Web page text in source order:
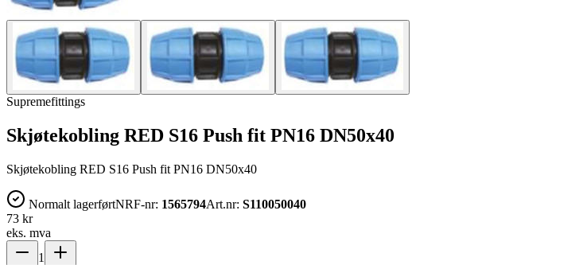
Supremefittings
Skjøtekobling RED S16 Push fit PN16 DN50x40
Skjøtekobling RED S16 Push fit PN16 DN50x40
Normalt lagerførtNRF-nr: 1565794Art.nr: S110050040
73 kr
eks. mva
1